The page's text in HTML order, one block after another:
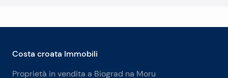
Costa croata Immobili
Proprietà in vendita a Biograd na Moru